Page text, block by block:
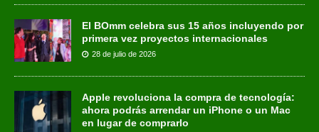
El BOmm celebra sus 15 años incluyendo por
primera vez proyectos internacionales
28 de julio de 2026
Apple revoluciona la compra de tecnología:
ahora podrás arrendar un iPhone o un Mac
en lugar de comprarlo